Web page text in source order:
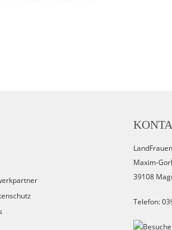
Maxim-
39108
Telefon: